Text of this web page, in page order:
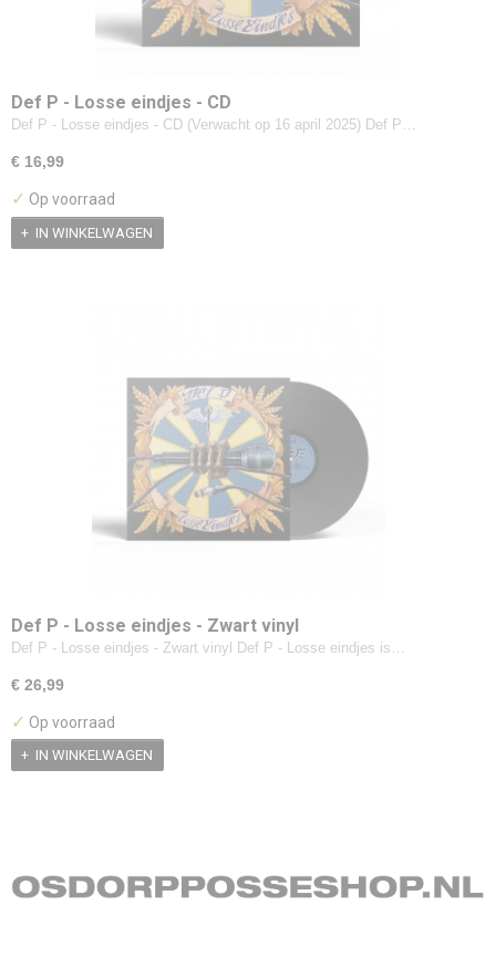
Def P - Losse eindjes - CD
Def P - Losse eindjes - CD (Verwacht op 16 april 2025) Def P…
€ 16,99
✓ Op voorraad
IN WINKELWAGEN
Def P - Losse eindjes - Zwart vinyl
Def P - Losse eindjes - Zwart vinyl Def P - Losse eindjes is…
€ 26,99
✓ Op voorraad
IN WINKELWAGEN